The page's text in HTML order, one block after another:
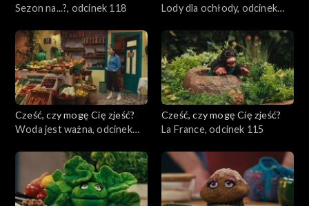
Sezon na...?, odcinek 118
Lody dla ochłody, odcinek
Cześć, czy mogę Cię zjeść?
Woda jest ważna, odcinek
Cześć, czy mogę Cię zjeść?
La France, odcinek 115